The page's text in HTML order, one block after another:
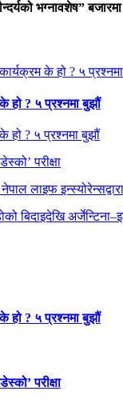
भग्नावशेष” बजारमा
हो ? ५ प्रश्नमा बुझौं
हो ? ५ प्रश्नमा बुझौं
परीक्षा
लाइफ
बिदाइदेखि
हो ? ५ प्रश्नमा बुझौं
परीक्षा